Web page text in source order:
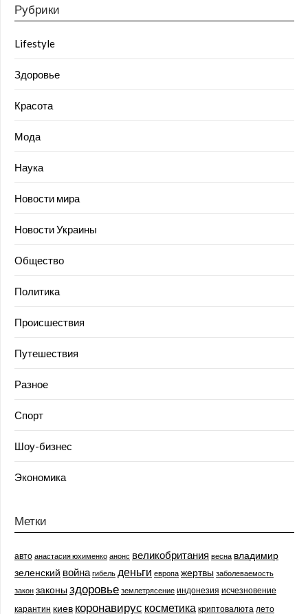
Рубрики
Lifestyle
Здоровье
Красота
Мода
Наука
Новости мира
Новости Украины
Общество
Политика
Происшествия
Путешествия
Разное
Спорт
Шоу-бизнес
Экономика
Метки
авто анастасия юхименко анонс великобритания весна владимир
зеленский война гибель деньги европа жертвы заболеваемость
закон законыздоровье землетрясение индонезия исчезновение
карантин киев коронавирус косметика криптовалюта лето